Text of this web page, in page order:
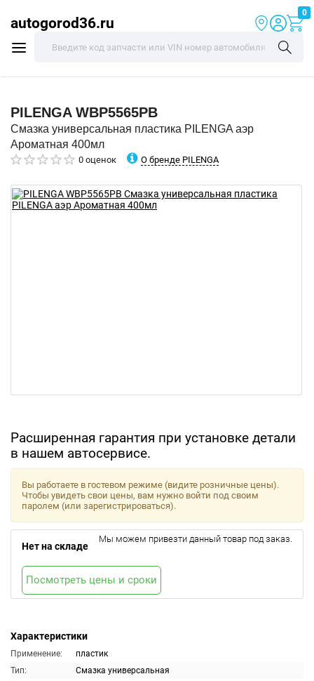
autogorod36.ru
0
PILENGA WBP5565PB
Смазка универсальная пластика PILENGA аэр
Ароматная 400мл
0 оценок О бренде PILENGA
Расширенная гарантия при установке детали
в нашем автосервисе.
Характеристики
Применение:
пластик
Тип:
Смазка универсальная
Вы работаете в гостевом режиме (видите розничные цены).
Чтобы увидеть свои цены, вам нужно войти под своим
паролем (или зарегистрироваться).
Нет на складе
Мы можем привезти данный товар под заказ.
Посмотреть цены и сроки